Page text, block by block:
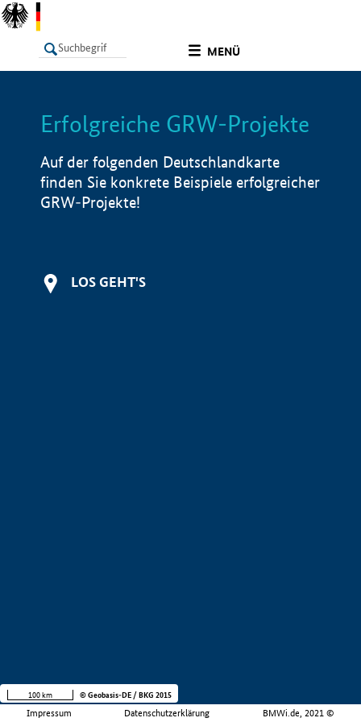
MENÜ
LISTE Info
Erfolgreiche GRW-Projekte
Auf der folgenden Deutschlandkarte
finden Sie konkrete Beispiele erfolgreicher
GRW-Projekte!
LOS GEHT'S
Impressum Datenschutzerklärung BMWi.de, 2021 ©
100 km © Geobasis-DE / BKG 2015